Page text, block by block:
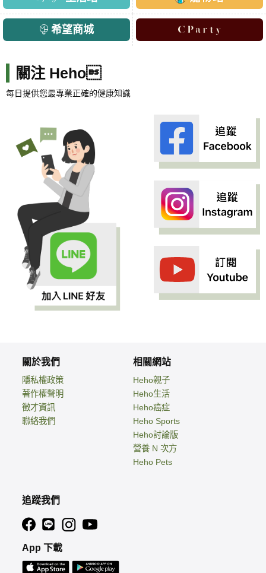
希望商城
關注 Heho
每日提供您最專業正確的健康知識
關於我們
隱私權政策
著作權聲明
徵才資訊
聯絡我們
相關網站
Heho親子
Heho生活
Heho癌症
Heho Sports
Heho討論版
營養 N 次方
Heho Pets
追蹤我們
App 下載